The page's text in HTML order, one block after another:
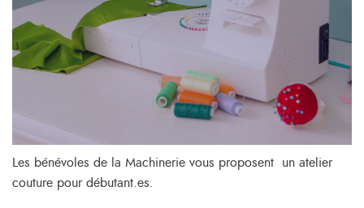
Les bénévoles de la Machinerie vous proposent un atelier
couture pour débutant.es.